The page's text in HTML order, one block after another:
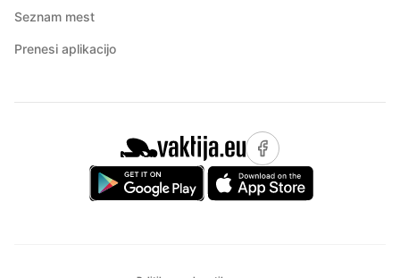
Seznam mest
Prenesi aplikacijo